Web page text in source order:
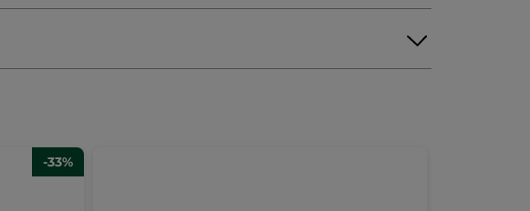
-33%